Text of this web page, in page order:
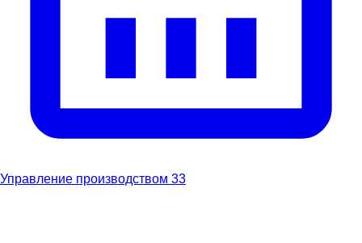
Управление производством 33